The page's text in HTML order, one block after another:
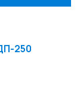
250